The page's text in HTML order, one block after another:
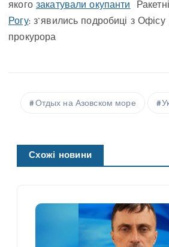
якого закатували окупанти
Рогу: з`явились подробиці з Офісу
прокурора
Отдых на Азовском море
Схожі новини